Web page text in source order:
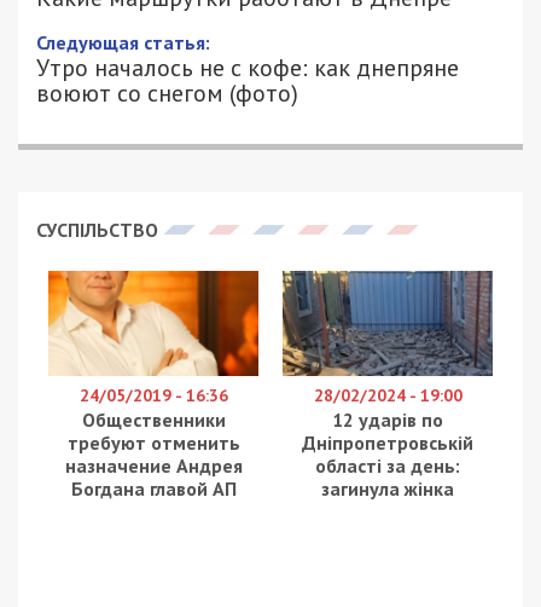
АЛИСА ЕФАНОВА - СПЕЦИАЛЬНО ДЛЯ
49000.COM.UA
4681